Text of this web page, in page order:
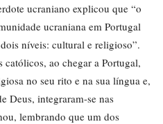
ucraniano explicou que “o
ucraniana em Portugal
níveis: cultural e religioso”.
ao chegar a Portugal,
no seu rito e na sua língua e,
Deus, integraram-se nas
lembrando que um dos